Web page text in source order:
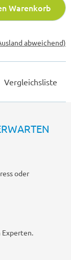
Warenkorb
abweichend)
Vergleichsliste
oder
Experten.